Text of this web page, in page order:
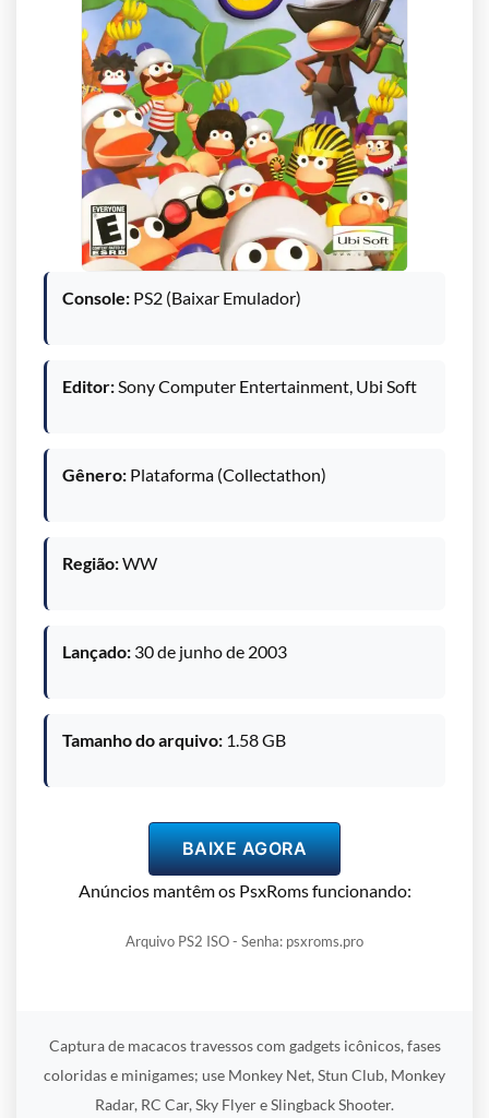
Console: PS2 (Baixar Emulador)
Editor:Sony Computer Entertainment, Ubi Soft
Gênero: Plataforma (Collectathon)
Região:WW
Lançado: 30 de junho de 2003
Tamanho do arquivo: 1.58 GB
BAIXE AGORA
Anúncios mantêm os PsxRoms funcionando:
Arquivo PS2 ISO - Senha: psxroms.pro
Captura de macacos travessos com gadgets icônicos, fases
coloridas e minigames; use Monkey Net, Stun Club, Monkey
Radar, RC Car, Sky Flyer e Slingback Shooter.